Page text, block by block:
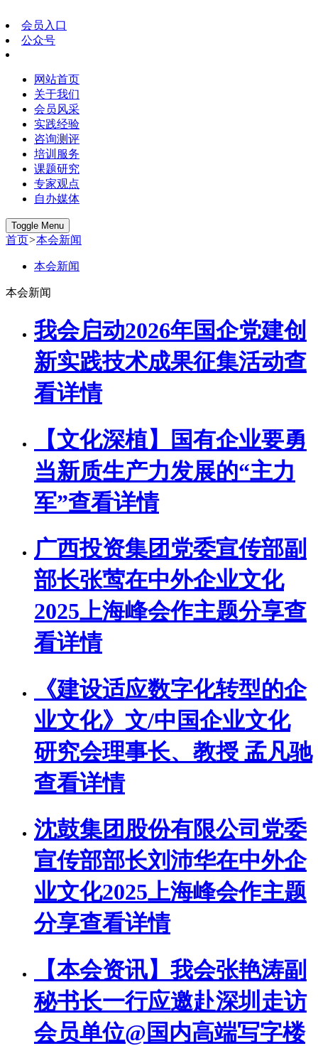
会员入口
公众号
网站首页
关于我们
会员风采
实践经验
咨询测评
培训服务
课题研究
专家观点
自办媒体
Toggle Menu
首页>本会新闻
本会新闻
本会新闻
我会启动2026年国企党建创
新实践技术成果征集活动查
看详情
【文化深植】国有企业要勇
当新质生产力发展的“主力
军”查看详情
广西投资集团党委宣传部副
部长张莺在中外企业文化
2025上海峰会作主题分享查
看详情
《建设适应数字化转型的企
业文化》文/中国企业文化
研究会理事长、教授 孟凡驰
查看详情
沈鼓集团股份有限公司党委
宣传部部长刘沛华在中外企
业文化2025上海峰会作主题
分享查看详情
【本会资讯】我会张艳涛副
秘书长一行应邀赴深圳走访
会员单位@国内高端写字楼